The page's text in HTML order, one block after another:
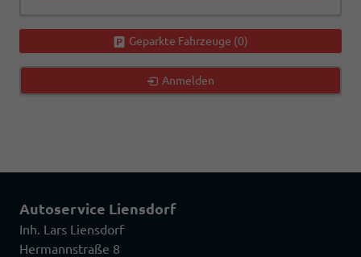
Geparkte Fahrzeuge (0)
Anmelden
Autoservice Liensdorf
Inh. Lars Liensdorf
Hermannstraße 8